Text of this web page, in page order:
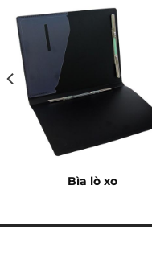
Bìa lò xo